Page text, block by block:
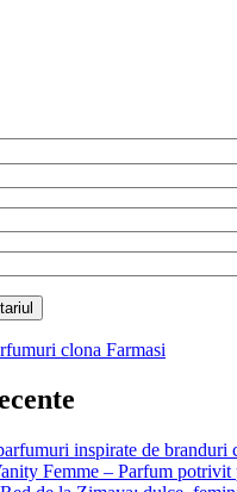
clona Farmasi
inspirate de branduri
Femme – Parfum potrivit